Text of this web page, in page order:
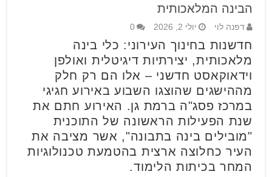
הבינה המלאכותית
דפנה לוי יולי 2, 2026 0
חדשנות בחינוך העירוני: כלי בינה
מלאכותית, יצירתיות דיגיטלית ואולפן
וידאוקאסט חדשני – אלו הם רק חלק
מההישגים שהוצגו השבוע באירוע חגיגי
במרכז פסג"ה ברמת גן. האירוע חתם את
שנת הפעילות הראשונה של התוכנית
"מובילים בינה בתבונה", אשר מציבה את
העיר כחלוצה ארצית בהטמעת טכנולוגיות
המחר בכיתות הלימוד.